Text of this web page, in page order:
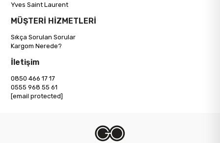
Yves Saint Laurent
MÜŞTERİ HİZMETLERİ
Sıkça Sorulan Sorular
Kargom Nerede?
İletişim
0850 466 17 17
0555 968 55 61
[email protected]